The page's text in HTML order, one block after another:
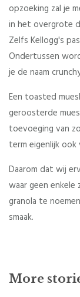
opzoeking zal je
in het overgrote
Zelfs Kellogg's
Ondertussen
je de naam
Een toasted
geroosterde
toevoeging van
term eigenlijk
Daarom dat wij
waar geen
granola te
smaak.
More